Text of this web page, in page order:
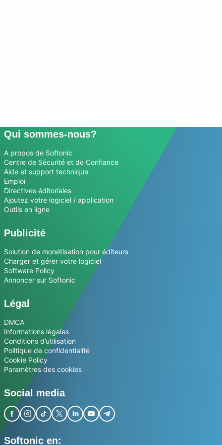
Qui sommes-nous?
A propos de Softonic
Centre de Sécurité et de Confiance
Aide et support technique
Emploi
Directives éditoriales
Ajoutez votre logiciel / application
Outils en ligne
Publicité
Solution de monétisation pour éditeurs
Charger et gérer votre logiciel
Software Policy
Annoncer sur Softonic
Légal
DMCA
Informations légales
Conditions d’utilisation
Politique de confidentialité
Cookie Policy
Paramètres des cookies
Social media
Softonic en: